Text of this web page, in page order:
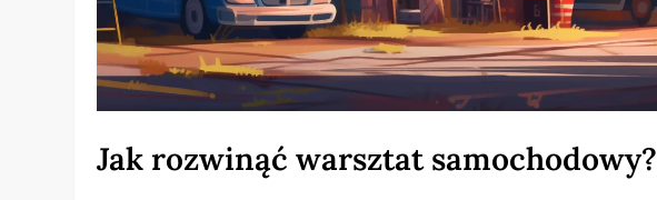
Jak rozwinąć warsztat samochodowy?